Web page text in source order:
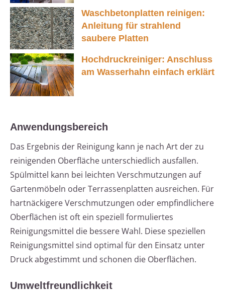
Waschbetonplatten reinigen:
Anleitung für strahlend
saubere Platten
Hochdruckreiniger: Anschluss
am Wasserhahn einfach erklärt
Anwendungsbereich
Das Ergebnis der Reinigung kann je nach Art der zu
reinigenden Oberfläche unterschiedlich ausfallen.
Spülmittel kann bei leichten Verschmutzungen auf
Gartenmöbeln oder Terrassenplatten ausreichen. Für
hartnäckigere Verschmutzungen oder empfindlichere
Oberflächen ist oft ein speziell formuliertes
Reinigungsmittel die bessere Wahl. Diese speziellen
Reinigungsmittel sind optimal für den Einsatz unter
Druck abgestimmt und schonen die Oberflächen.
Umweltfreundlichkeit